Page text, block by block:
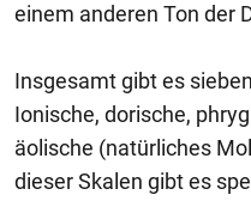
einem anderen Ton der
Insgesamt gibt es
Ionische, dorische,
äolische (natürliches
dieser Skalen gibt es